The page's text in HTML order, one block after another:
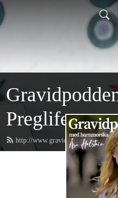
Preglife
http://www.gravidpodden.se/